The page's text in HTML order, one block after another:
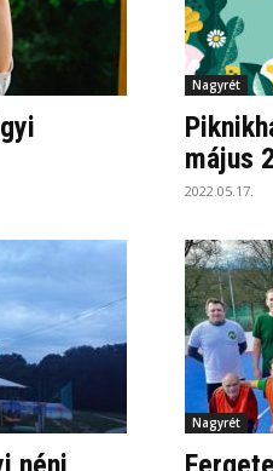
Nagyrét
május
2022.05.17.
Nagyrét